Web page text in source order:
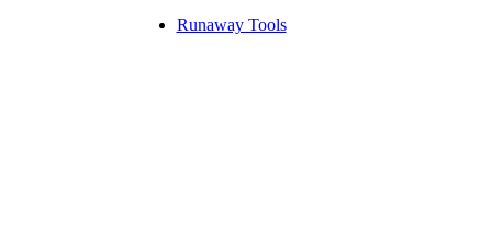
Runaway Tools